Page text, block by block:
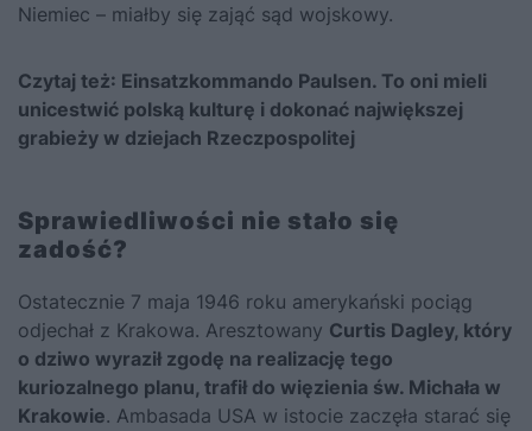
Niemiec – miałby się zająć sąd wojskowy.
Czytaj też: Einsatzkommando Paulsen. To oni mieli
unicestwić polską kulturę i dokonać największej
grabieży w dziejach Rzeczpospolitej
Sprawiedliwości nie stało się
zadość?
Ostatecznie 7 maja 1946 roku amerykański pociąg
odjechał z Krakowa. Aresztowany Curtis Dagley, który
o dziwo wyraził zgodę na realizację tego
kuriozalnego planu, trafił do więzienia św. Michała w
Krakowie. Ambasada USA w istocie zaczęła starać się